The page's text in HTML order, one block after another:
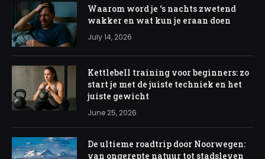
Waarom word je ‘s nachts zwetend
wakker en wat kun je eraan doen
July 14, 2026
Kettlebell training voor beginners: zo
start je met de juiste techniek en het
juiste gewicht
June 25, 2026
De ultieme roadtrip door Noorwegen:
van ongerepte natuur tot stadsleven